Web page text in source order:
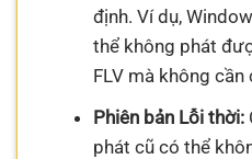
định. Ví dụ,
thể không phát
FLV mà không
Phiên bản Lỗi thời:
phát cũ có thể